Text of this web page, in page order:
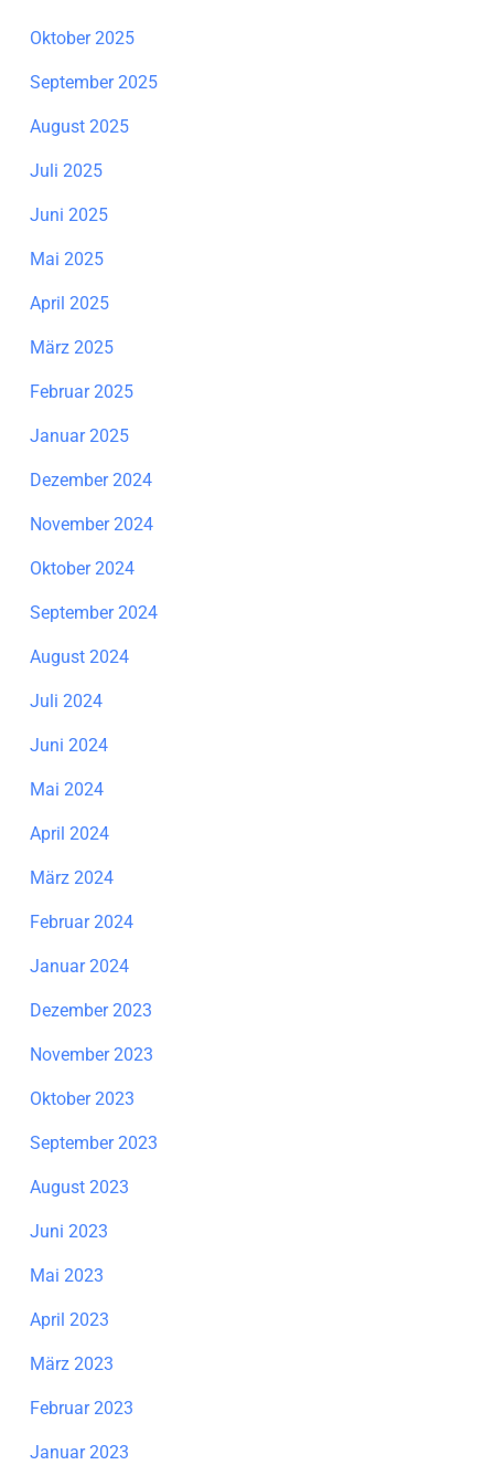
Oktober 2025
September 2025
August 2025
Juli 2025
Juni 2025
Mai 2025
April 2025
März 2025
Februar 2025
Januar 2025
Dezember 2024
November 2024
Oktober 2024
September 2024
August 2024
Juli 2024
Juni 2024
Mai 2024
April 2024
März 2024
Februar 2024
Januar 2024
Dezember 2023
November 2023
Oktober 2023
September 2023
August 2023
Juni 2023
Mai 2023
April 2023
März 2023
Februar 2023
Januar 2023